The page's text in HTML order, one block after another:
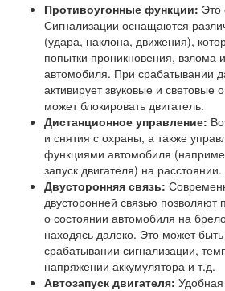
Противоугонные функции: Это
Сигнализации оснащаются
(удара, наклона, движения),
попытки проникновения, взлома
автомобиля. При срабатывании
активирует звуковые и световые
может блокировать двигатель.
Дистанционное управление:
и снятия с охраны, а также
функциями автомобиля
запуск двигателя) на расстоянии.
Двусторонняя связь:
двусторонней связью
о состоянии автомобиля на
находясь далеко. Это может
срабатывании сигнализации,
напряжении аккумулятора и т.д.
Автозапуск двигателя: